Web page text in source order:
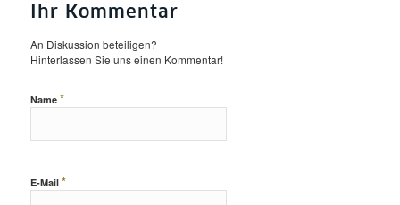
Ihr Kommentar
An Diskussion beteiligen?
Hinterlassen Sie uns einen Kommentar!
Name *
E-Mail *